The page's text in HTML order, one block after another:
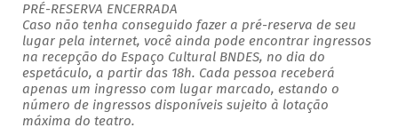
PRÉ-RESERVA ENCERRADA
Caso não tenha conseguido fazer a pré-reserva de seu
lugar pela internet, você ainda pode encontrar ingressos
na recepção do Espaço Cultural BNDES, no dia do
espetáculo, a partir das 18h. Cada pessoa receberá
apenas um ingresso com lugar marcado, estando o
número de ingressos disponíveis sujeito à lotação
máxima do teatro.